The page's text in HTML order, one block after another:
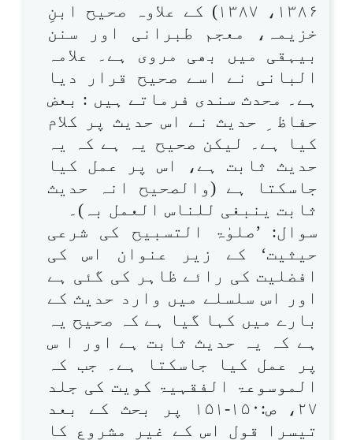
۱۳۸۶، ۱۳۸۷) کے علاوہ صحیح ابنِ
خزیمہ، معجم طبرانی اور سنن
بیہقی میں بھی مروی ہے۔ علامہ
البانی نے اسے صحیح قرار دیا
ہے۔ محدث سندی فرماتے ہیں : بعض
حفاظ ِ حدیث نے اس حدیث پر کلام
کیا ہے۔ لیکن صحیح یہ ہے کہ یہ
حدیث ثابت ہے، اس پر عمل کیا
جاسکتا ہے (والصحیح انہ حدیث
ثابت ینبغی للناس العمل بہ)۔
سوال: ’صلوٰۃ التسبیح کی شرعی
حیثیت‘ کے زیر عنوان اس کی
افضلیت کی رائے ظاہر کی گئی ہے
اور اس سلسلے میں وارد حدیث کے
بارے میں کہا گیا ہے کہ صحیح یہ
ہے کہ یہ حدیث ثابت ہے اور ا س
پر عمل کیا جاسکتا ہے۔ جب کہ
الموسوعۃ الفقہیۃ کویت کی جلد
۲۷، ص:۱۵۰-۱۵۱ پر بحث کے بعد
تیسرا قول اس کے غیر مشروع کا